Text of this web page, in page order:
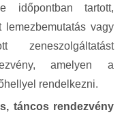
időpontban tartott,
lemezbemutatás vagy
amelyen a
rendelkezni.
táncos rendezvény